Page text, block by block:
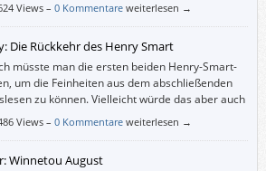
Views – 0 Kommentare weiterlesen →
Die Rückkehr des Henry Smart
müsste man die ersten beiden Henry-Smart-
um die Feinheiten aus dem abschließenden
zu können. Vielleicht würde das aber auch
Views – 0 Kommentare weiterlesen →
Winnetou August